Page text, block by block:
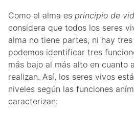
Como el alma es principio de
considera que todos los seres
alma no tiene partes, ni hay
podemos identificar tres
más bajo al más alto en cuanto
realizan. Así, los seres vivos
niveles según las funciones
caracterizan: